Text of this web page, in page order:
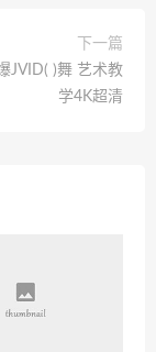
下一篇
JVID( )舞 艺术教
学4K超清